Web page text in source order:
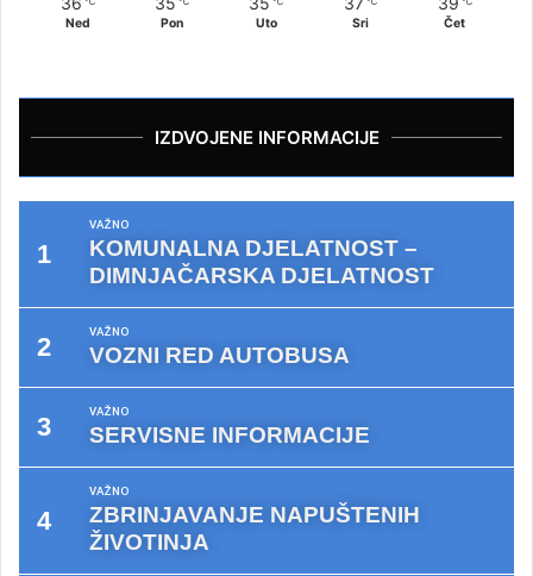
Ned Pon Uto Sri Čet
IZDVOJENE INFORMACIJE
VAŽNO
KOMUNALNA DJELATNOST –
DIMNJAČARSKA DJELATNOST
VAŽNO
VOZNI RED AUTOBUSA
VAŽNO
SERVISNE INFORMACIJE
VAŽNO
ZBRINJAVANJE NAPUŠTENIH
ŽIVOTINJA